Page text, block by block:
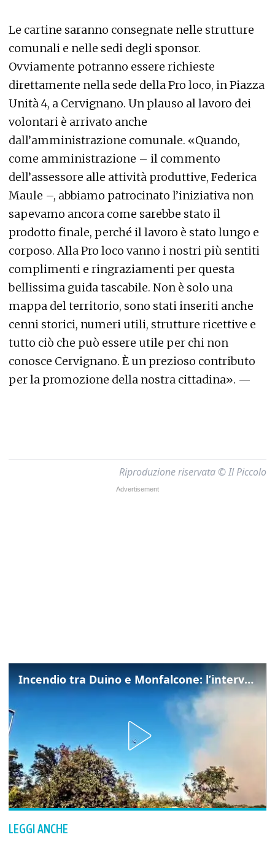
Le cartine saranno consegnate nelle strutture
comunali e nelle sedi degli sponsor.
Ovviamente potranno essere richieste
direttamente nella sede della Pro loco, in Piazza
Unità 4, a Cervignano. Un plauso al lavoro dei
volontari è arrivato anche
dall’amministrazione comunale. «Quando,
come amministrazione – il commento
dell’assessore alle attività produttive, Federica
Maule –, abbiamo patrocinato l’iniziativa non
sapevamo ancora come sarebbe stato il
prodotto finale, perché il lavoro è stato lungo e
corposo. Alla Pro loco vanno i nostri più sentiti
complimenti e ringraziamenti per questa
bellissima guida tascabile. Non è solo una
mappa del territorio, sono stati inseriti anche
cenni storici, numeri utili, strutture ricettive e
tutto ciò che può essere utile per chi non
conosce Cervignano. È un prezioso contributo
per la promozione della nostra cittadina». —
Riproduzione riservata © Il Piccolo
Incendio tra Duino e Monfalcone: l’intervento dei vigili del fuoco
LEGGI ANCHE